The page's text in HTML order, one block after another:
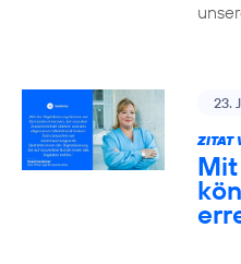
23.
ZITAT